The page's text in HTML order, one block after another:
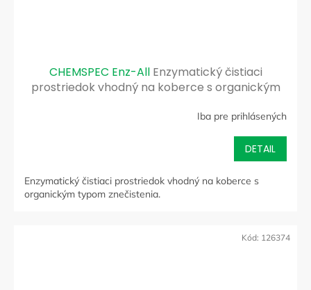
CHEMSPEC Enz-All Enzymatický čistiaci
prostriedok vhodný na koberce s organickým
Iba pre prihlásených
DETAIL
Enzymatický čistiaci prostriedok vhodný na koberce s
organickým typom znečistenia.
Kód: 126374